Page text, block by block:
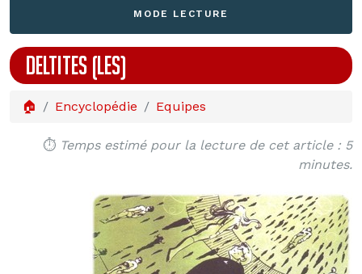
MODE LECTURE
DELTITES (LES)
🏠 Encyclopédie Equipes
⏱️ Temps estimé pour la lecture de cet article : 5
minutes.